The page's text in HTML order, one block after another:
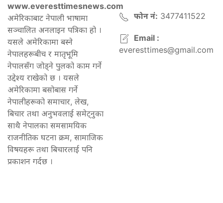
www.everesttimesnews.com
अमेरिकाबाट नेपाली भाषामा
सञ्चालित अनलाइन पत्रिका हो ।
यसले अमेरिकामा बस्ने
नेपालहरूबीच र मातृभूमि
नेपालसँग जोड्ने पुलको काम गर्ने
उद्देश्य राखेको छ । यसले
अमेरिकामा बसोबास गर्ने
नेपालीहरूको समाचार, लेख,
बिचार तथा अनुभवलाई समेट्नुका
साथै नेपालका समसामयिक
राजनीतिक घटना क्रम, सामाजिक
विषयहरू तथा बिचारलाई पनि
प्रकाशन गर्दछ ।
फोन नं: 3477411522
Email :
everesttimes@gmail.com